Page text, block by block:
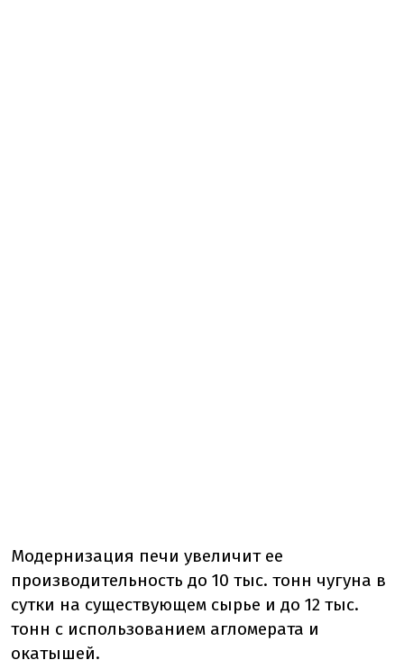
Модернизация печи увеличит ее
производительность до 10 тыс. тонн чугуна в
сутки на существующем сырье и до 12 тыс.
тонн с использованием агломерата и
окатышей.